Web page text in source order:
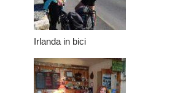
Irlanda in bici